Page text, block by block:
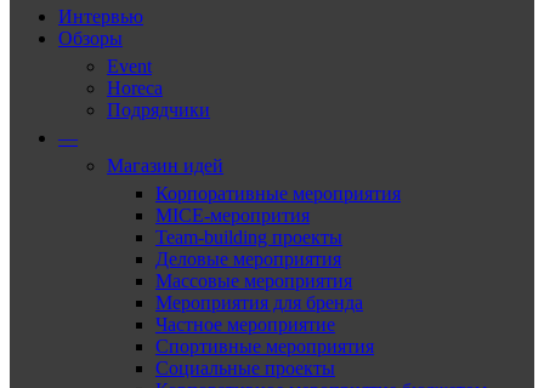
Интервью
Обзоры
Event
Horeca
Подрядчики
—
Магазин идей
Корпоративные мероприятия
MICE-меропрития
Team-building проекты
Деловые мероприятия
Массовые мероприятия
Мероприятия для бренда
Частное мероприятие
Спортивные мероприятия
Социальные проекты